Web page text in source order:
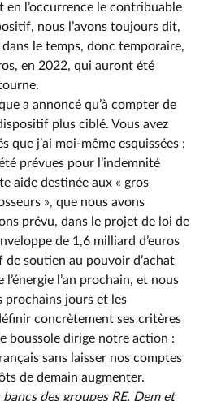
en l’occurrence le contribuable
nous l’avons toujours dit,
le temps, donc temporaire,
en 2022, qui auront été
a annoncé qu’à compter de
plus ciblé. Vous avez
que j’ai moi-même esquissées :
prévues pour l’indemnité
aide destinée aux « gros
», que nous avons
prévu, dans le projet de loi de
de 1,6 milliard d’euros
soutien au pouvoir d’achat
l’énergie l’an prochain, et nous
prochains jours et les
concrètement ses critères
boussole dirige notre action :
sans laisser nos comptes
de demain augmenter.
des groupes RE, Dem et